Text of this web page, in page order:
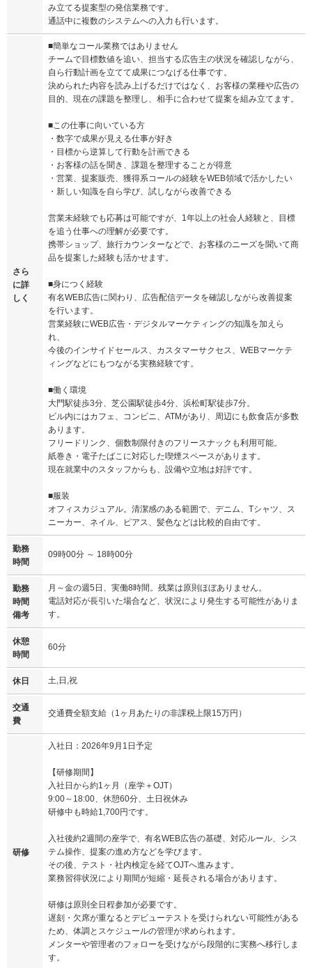
み立てる提案型の発信業務です。
通話中に複数のシステムへの入力も行います。
さら
に詳
しく
■簡単なコール業務ではありません
チームで目標数値を追い、担当する広告主の状況を確認しながら、
自ら行動計画を立てて成果につなげる仕事です。
決められた内容を読み上げるだけではなく、お客様の業種や広告の
目的、現在の課題を整理し、相手に合わせて提案を組み立てます。
■この仕事に向いている方
・数字で成果が見える仕事が好き
・目標から逆算して行動を計画できる
・お客様の話を聞き、課題を整理することが得意
・営業、提案販売、獲得系コールの経験をWEB領域で活かしたい
・新しい知識を自ら学び、試しながら改善できる
営業未経験でも応募は可能ですが、1年以上の社会人経験と、目標
を追う仕事への理解が必要です。
携帯ショップ、旅行カウンターなどで、お客様のニーズを聞いて商
品を提案した経験も活かせます。
■身につく経験
有名WEB広告に関わり、広告配信データを確認しながら改善提案
を行います。
営業経験にWEB広告・デジタルマーケティングの知識を加えら
れ、
今後のインサイドセールス、カスタマーサクセス、WEBマーケテ
ィングなどにもつながる実務経験です。
■働く環境
大門駅徒歩3分、芝公園駅徒歩4分、浜松町駅徒歩7分。
ビル内にはカフェ、コンビニ、ATMがあり、周辺にも飲食店が多数
あります。
フリードリンク、個数制限付きのフリースナックも利用可能。
紙巻き・電子たばこに対応した喫煙スペースがあります。
現在就業中のスタッフからも、設備や立地は好評です。
■服装
オフィスカジュアル。清潔感のある範囲で、デニム、Tシャツ、ス
ニーカー、ネイル、ピアス、髪色などは比較的自由です。
勤務
時間
09時00分 ～ 18時00分
勤務
時間
備考
月～金の週5日、実働8時間。残業は原則ほぼありません。
電話対応が長引いた場合など、状況により発生する可能性がありま
す。
休憩
時間
60分
休日 土,日,祝
交通
費
交通費全額支給（1ヶ月あたりの非課税上限15万円）
研修
入社日：2026年9月1日予定
【研修期間】
入社日から約1ヶ月（座学＋OJT）
9:00～18:00、休憩60分、土日祝休み
研修中も時給1,700円です。
入社後約2週間の座学で、有名WEB広告の基礎、対応ルール、シス
テム操作、提案の進め方などを学びます。
その後、テスト・社内検定を経てOJTへ進みます。
業務習得状況により期間が短縮・延長される場合があります。
研修は原則全日程参加が必要です。
遅刻・欠席が重なるとデビューテストを受けられない可能性がある
ため、体調とスケジュールの管理が求められます。
メンターや管理者のフォローを受けながら段階的に実務へ移行しま
す。